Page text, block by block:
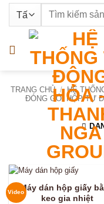
nội
Tìm
TRANG CHỦ / HỆ
ĐÓNG GÓI HỘP TỰ
VideoMáy dán hộp giấy
keo gia nhiệt